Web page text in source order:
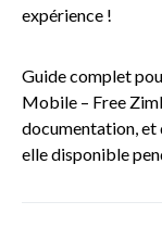
expérience !
Guide complet
Mobile – Free
documentation, et
elle disponible